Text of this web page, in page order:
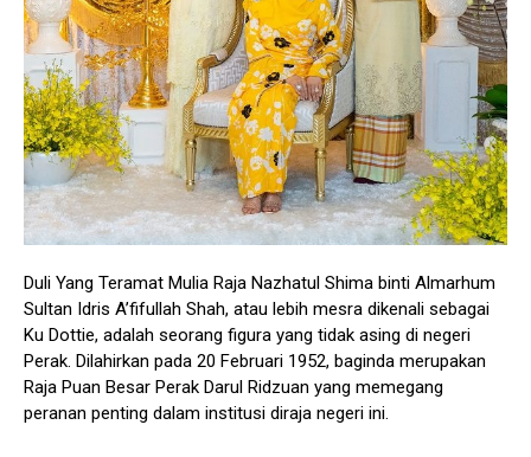
Duli Yang Teramat Mulia Raja Nazhatul Shima binti Almarhum
Sultan Idris A’fifullah Shah, atau lebih mesra dikenali sebagai
Ku Dottie, adalah seorang figura yang tidak asing di negeri
Perak. Dilahirkan pada 20 Februari 1952, baginda merupakan
Raja Puan Besar Perak Darul Ridzuan yang memegang
peranan penting dalam institusi diraja negeri ini.